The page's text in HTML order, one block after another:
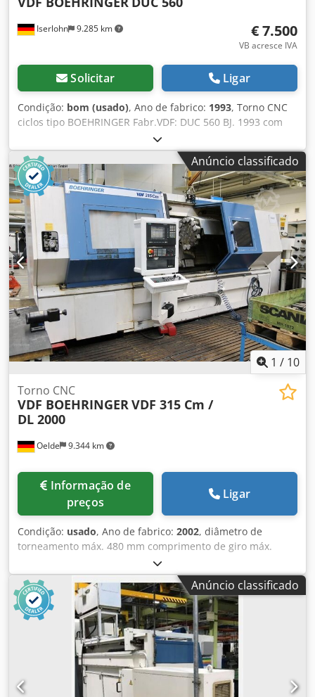
Iserlohn 9.285 km € 7.500
VB acresce IVA
Solicitar Ligar
Condição: bom (usado), Ano de fabrico: 1993, Torno CNC
ciclos tipo BOEHRINGER Fabr.VDF: DUC 560 BJ. 1993 com
controle de SIEMENS SINUMERIK 805T. Transformando o
comprimento: 1000 mm Revirando o suporte plano
diâmetro: 365 mm Transformando o diâmetro acima da
cama: 570 mm Dksdsd Ewaaspfx Ackjr Eixo de velocidades:
motor do eixo 3-2500U/min: 19KW Furo do eixo: 62 mm
Chuck diâmetro: 315 mm Forkardt Cabeça de torre com 8
pos VDI 30 Com documentação de equipamentos e
acessórios.
Anúncio classificado
1 / 10
Oelde 9.344 km
Torno CNC
VDF BOEHRINGERVDF 315 Cm /
DL 2000
preços
Ligar
Condição: usado, Ano de fabrico: 2002, diâmetro de
torneamento máx. 480 mm comprimento de giro máx.
2.000 mm Sistema de controle Sinumerik 840 D Siemens
Diâmetro máximo de giro sobre a cobertura da cama 520
mm Faixa de velocidade - fuso principal 7 - 2.800 min/-1
estágios de engrenagem 2 Potência de acionamento - fuso
principal 53 kW Torque máximo 3.456 Nm ponta do fuso 11
DIN 55026 diâmetro do mandril 315 mm furo do fuso 103
mm diâmetro da haste utilizável 82 mm x-curso 405 mm
curso z 2.049 mm diâmetro do fuso 100 mm curso da pena
100 mm força de aperto 14 kN porta pena 30 DIN 2079
avanço rápido 10 m/min taxa de avanço 0,1 - 10.000
Anúncio classificado